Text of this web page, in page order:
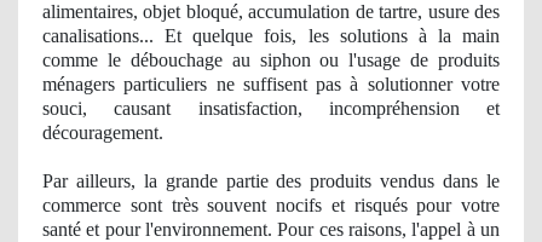
alimentaires, objet bloqué, accumulation de tartre, usure des
canalisations... Et quelque fois, les solutions à la main
comme le débouchage au siphon oul'usage de produits
ménagersparticuliers ne suffisent pas à solutionner votre
souci,causant insatisfaction, incompréhension et
découragement.
Par ailleurs, la grande partie des produits vendus dans le
commerce sont très souvent nocifs et risqués pour votre
santé et pour l'environnement. Pour ces raisons, l'appel à un